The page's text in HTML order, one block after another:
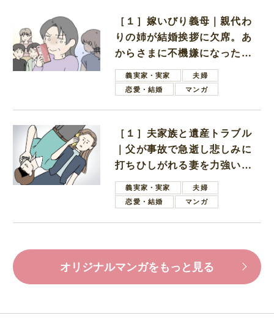
［１］嫁いびり義母｜親代わ
りの姉が結婚挨拶に欠席。あ
からさまに不機嫌になった義
母義実家・実家
夫婦
恋愛・結婚
マンガ
［１］夫家族と遺産トラブル
｜父が事故で急逝し悲しみに
打ちひしがれる妻を力強い言
葉で励ます夫
義実家・実家
夫婦
恋愛・結婚
マンガ
オリジナルマンガをもっと見る